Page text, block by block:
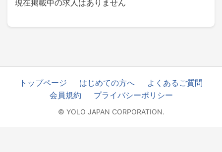
現在掲載中の求人はありません
トップページ はじめての方へ
よくあるご質問
会員規約
プライバシーポリシー
© YOLO JAPAN CORPORATION.